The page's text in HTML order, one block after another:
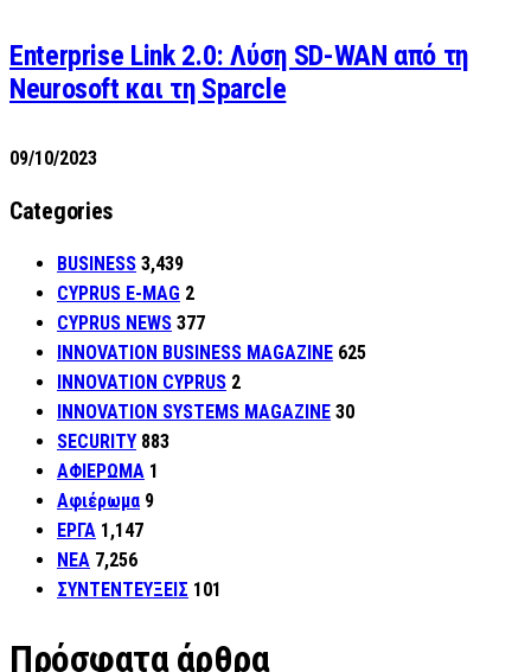
Enterprise Link 2.0: Λύση SD-WAN από τη
Neurosoft και τη Sparcle
09/10/2023
Categories
BUSINESS 3,439
CYPRUS E-MAG 2
CYPRUS NEWS 377
INNOVATION BUSINESS MAGAZINE 625
INNOVATION CYPRUS 2
INNOVATION SYSTEMS MAGAZINE 30
SECURITY 883
ΑΦΙΕΡΩΜΑ 1
Αφιέρωμα 9
ΕΡΓΑ 1,147
ΝΕΑ 7,256
ΣΥΝΤΕΝΤΕΥΞΕΙΣ 101
Πρόσφατα άρθρα